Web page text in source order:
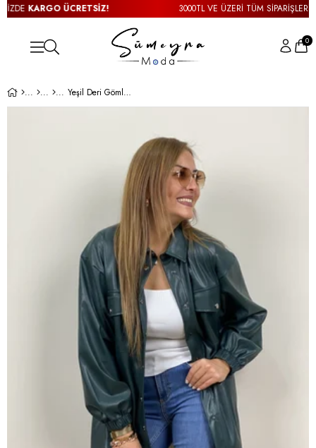
KARGO ÜCRETSİZ! 3000TL VE ÜZERİ TÜM
0
Yeşil Deri Gömlek Ceket